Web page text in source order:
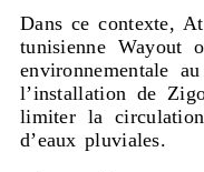
Dans ce contexte,
tunisienne Wayout
environnementale
l’installation de
limiter la
d’eaux pluviales.